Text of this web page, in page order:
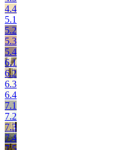
4.4
5.1
5.2
5.3
5.4
6.1
6.2
6.3
6.4
7.1
7.2
7.3
7.4